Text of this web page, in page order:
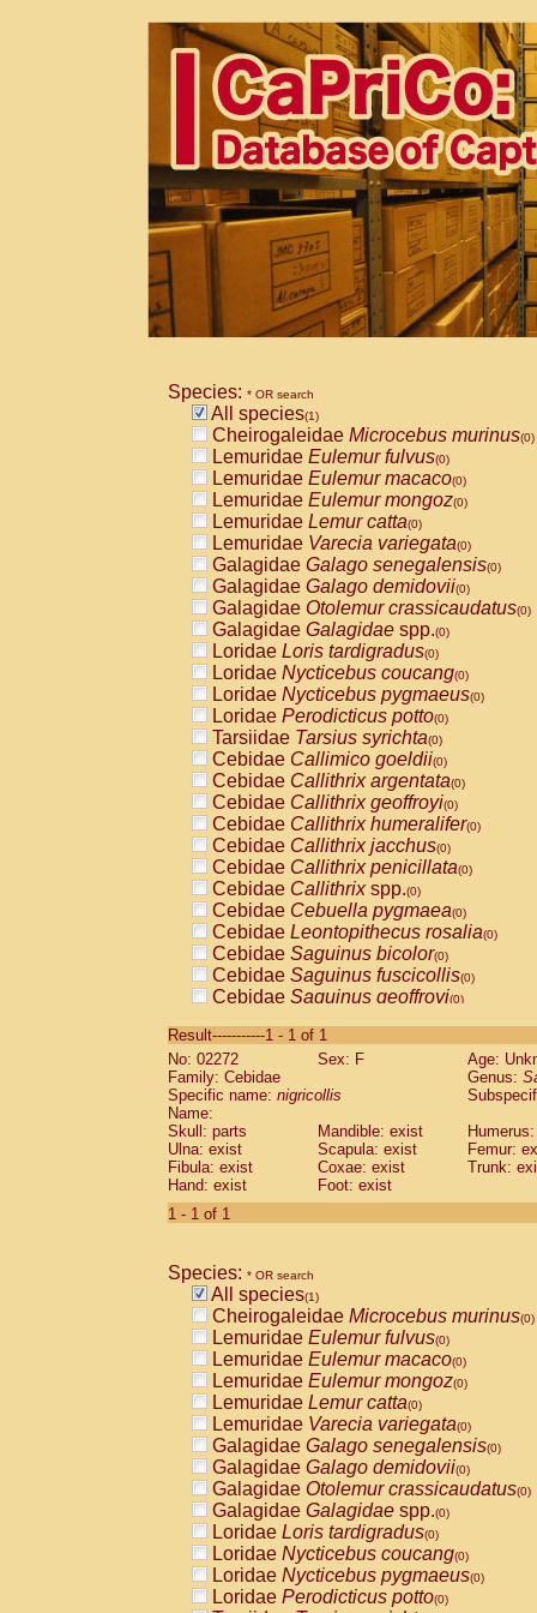
Species: * OR search
All species(1)
Cheirogaleidae Microcebus murinus(0)
Lemuridae Eulemur fulvus(0)
Lemuridae Eulemur macaco(0)
Lemuridae Eulemur mongoz(0)
Lemuridae Lemur catta(0)
Lemuridae Varecia variegata(0)
Galagidae Galago senegalensis(0)
Galagidae Galago demidovii(0)
Galagidae Otolemur crassicaudatus(0)
Galagidae Galagidae spp.(0)
Loridae Loris tardigradus(0)
Loridae Nycticebus coucang(0)
Loridae Nycticebus pygmaeus(0)
Loridae Perodicticus potto(0)
Tarsiidae Tarsius syrichta(0)
Cebidae Callimico goeldii(0)
Cebidae Callithrix argentata(0)
Cebidae Callithrix geoffroyi(0)
Cebidae Callithrix humeralifer(0)
Cebidae Callithrix jacchus(0)
Cebidae Callithrix penicillata(0)
Cebidae Callithrixspp.(0)
Cebidae Cebuella pygmaea(0)
Cebidae Leontopithecus rosalia(0)
Cebidae Saguinus bicolor(0)
Cebidae Saguinus fuscicollis(0)
Cebidae Saguinus geoffroyi(0)
CebidaeSaguinus labiatus(0)
Cebidae Saguinus leucopus (0)
Cebidae
CebidaeSaguinus mystax
Cebidae Saguinus nigricollis (1)
Cebidae Saguinus oedipus
Cebidae Saguinus weddelli
Cebidae Saguinusspp.
Cebidae
CebidaeCebus capucinus
CebidaeCebus nigrivittatus
CebidaeCebus spp.(0)
CebidaeSaimiri boliviensis(0)
CebidaeSaimiri sciureus(0)
AtelidaeAlouatta caraya(0)
AtelidaeAlouatta fusca(0)
AtelidaeAlouatta seniculus(0)
AtelidaeAlouattaspp.(0)
AtelidaeAteles belzebuth(0)
AtelidaeAteles geoffroyi(0)
AtelidaeAteles paniscus(0)
AtelidaeAtelesspp.(0)
AtelidaeLagothrix lagothricha(0)
AtelidaeLagothrix lagothricha cana
PitheciidaeCacajao calvus
Result-----------1 - 1 of 1
No: 02272
Sex: F
Age:
Family: Cebidae
Genus:
Specific name: nigricollis
Name:
Skull: parts
Mandible: exist
Ulna: exist
Scapula: exist
Femur:
Fibula: exist
Coxae: exist
Trunk:
Hand: exist
Foot: exist
1 - 1 of 1
Species: * OR search
All species(1)
Cheirogaleidae Microcebus murinus(0)
Lemuridae Eulemur fulvus(0)
Lemuridae Eulemur macaco(0)
Lemuridae Eulemur mongoz(0)
Lemuridae Lemur catta(0)
Lemuridae Varecia variegata(0)
Galagidae Galago senegalensis(0)
Galagidae Galago demidovii(0)
Galagidae Otolemur crassicaudatus(0)
Galagidae Galagidae spp.(0)
Loridae Loris tardigradus(0)
Loridae Nycticebus coucang(0)
Loridae Nycticebus pygmaeus(0)
Loridae Perodicticus potto(0)